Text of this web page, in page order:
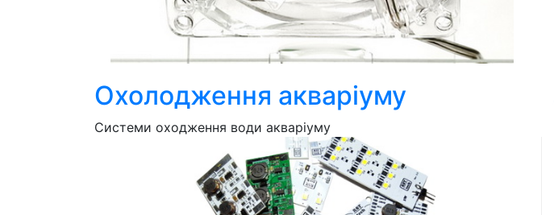
Охолодження акваріуму
Системи оходження води акваріуму